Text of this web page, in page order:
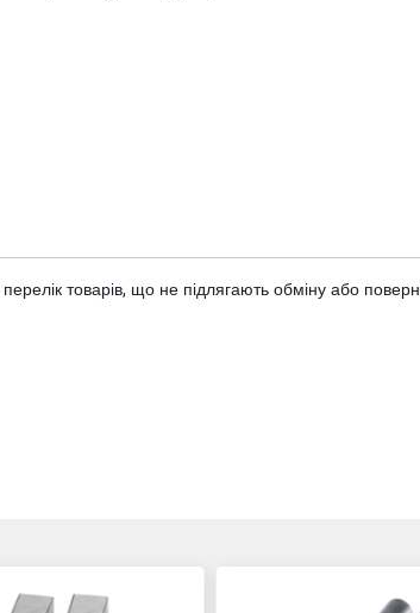
перелік товарів, що не підлягають обміну або